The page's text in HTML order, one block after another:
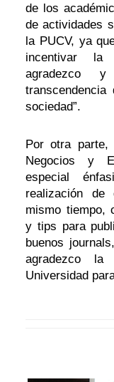
de los
de actividades
la PUCV, ya
incentivar la
agradezco
sociedad”.
Por otra
Negocios y
especial
realización
mismo tiempo,
y tips para
buenos
agradezco
Universidad